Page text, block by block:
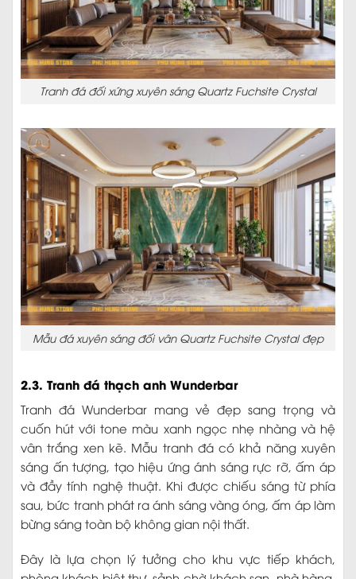
Tranh đá đối xứng xuyên sáng Quartz Fuchsite Crystal
Mẫu đá xuyên sáng đối vân Quartz Fuchsite Crystal đẹp
2.3. Tranh đá thạch anh Wunderbar
Tranh đá Wunderbar mang vẻ đẹp sang trọng và
cuốn hút với tone màu xanh ngọc nhẹ nhàng và hệ
vân trắng xen kẽ. Mẫu tranh đá có khả năng xuyên
sáng ấn tượng, tạo hiệu ứng ánh sáng rực rỡ, ấm áp
và đầy tính nghệ thuật. Khi được chiếu sáng từ phía
sau, bức tranh phát ra ánh sáng vàng óng, ấm áp làm
bừng sáng toàn bộ không gian nội thất.
Đây là lựa chọn lý tưởng cho khu vực tiếp khách,